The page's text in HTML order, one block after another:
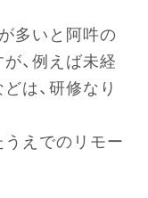
多いと阿吽の
、例えば未経
は、研修なり
えでのリモー